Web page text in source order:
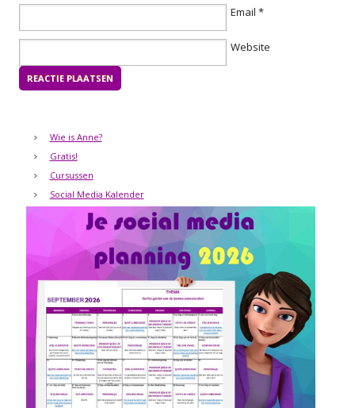
Email *
Website
Wie is Anne?
Gratis!
Cursussen
Social Media Kalender